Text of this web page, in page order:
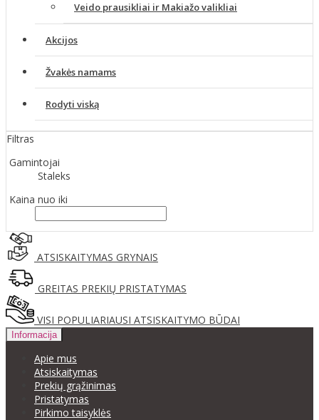
Veido prausikliai ir Makiažo valikliai
Akcijos
Žvakės namams
Rodyti viską
Filtras
Gamintojai
Staleks
Kaina nuo iki
ATSISKAITYMAS GRYNAIS
GREITAS PREKIŲ PRISTATYMAS
VISI POPULIARIAUSI ATSISKAITYMO BŪDAI
Informacija
Apie mus
Atsiskaitymas
Prekių grąžinimas
Pristatymas
Pirkimo taisyklės